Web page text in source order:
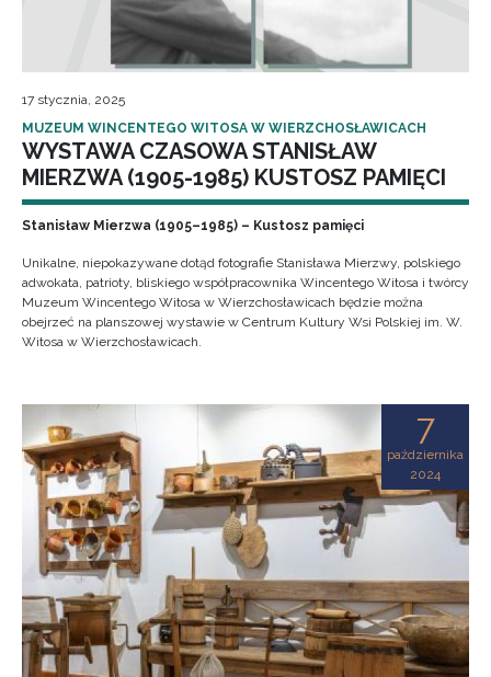
17 stycznia, 2025
MUZEUM WINCENTEGO WITOSA W WIERZCHOSŁAWICACH
WYSTAWA CZASOWA STANISŁAW
MIERZWA (1905-1985) KUSTOSZ PAMIĘCI
Stanisław Mierzwa (1905–1985) – Kustosz pamięci
Unikalne, niepokazywane dotąd fotografie Stanisława Mierzwy, polskiego
adwokata, patrioty, bliskiego współpracownika Wincentego Witosa i twórcy
Muzeum Wincentego Witosa w Wierzchosławicach będzie można
obejrzeć na planszowej wystawie w Centrum Kultury Wsi Polskiej im. W.
Witosa w Wierzchosławicach.
7
października
2024